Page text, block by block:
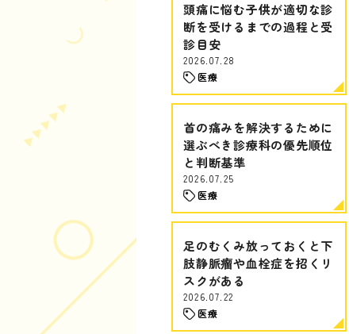
頭痛に悩む子供が適切な診
断を受けるまでの過程と受
診目安
2026.07.28
医療
首の痛みを解決するために
選ぶべき診療科の優先順位
と判断基準
2026.07.25
医療
足のむくみ放っておくと下
肢静脈瘤や血栓症を招くリ
スクがある
2026.07.22
医療